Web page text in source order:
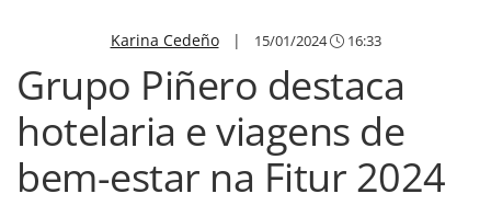
Karina Cedeño| 15/01/2024 16:33
Grupo Piñero destaca
hotelaria e viagens de
bem-estar na Fitur 2024